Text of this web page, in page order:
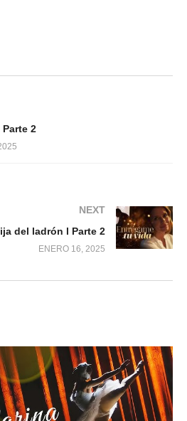
Parte 2
NEXT
del ladrón l Parte 2
ENERO 16, 2025